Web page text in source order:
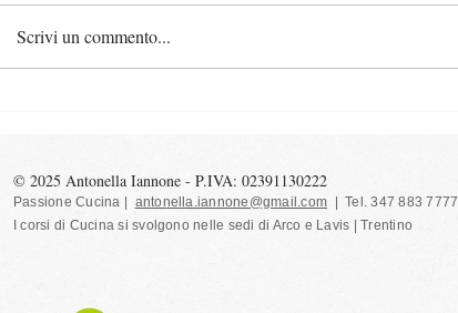
Scrivi un commento...
© 2025 Antonella Iannone - P.IVA: 02391130222
Passione Cucina | antonella.iannone@gmail.com | Tel. 347 883 7777
I corsi di Cucina si svolgono nelle sedi di Arco e Lavis | Trentino